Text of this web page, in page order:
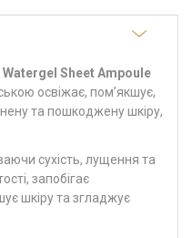
Sheet Ampoule
освіжає, пом’якшує,
та пошкоджену шкіру,
сухість, лущення та
запобігає
шкіру та згладжує